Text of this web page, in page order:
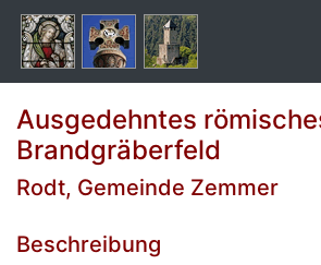
Ausgedehntes
Brandgräberfeld
Rodt, Gemeinde Zemmer
Beschreibung